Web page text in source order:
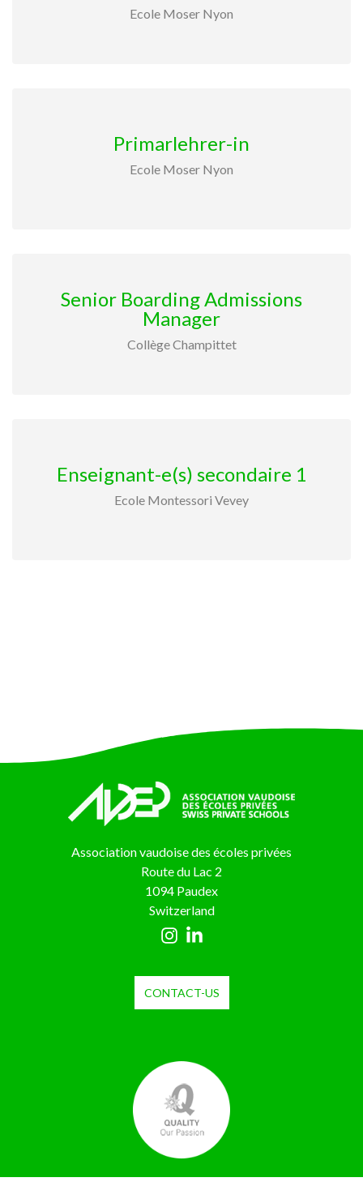
Ecole Moser Nyon
Primarlehrer-in
Ecole Moser Nyon
Senior Boarding Admissions
Manager
Collège Champittet
Enseignant-e(s) secondaire 1
Ecole Montessori Vevey
Association vaudoise des écoles privées
Route du Lac 2
1094 Paudex
Switzerland
CONTACT-US